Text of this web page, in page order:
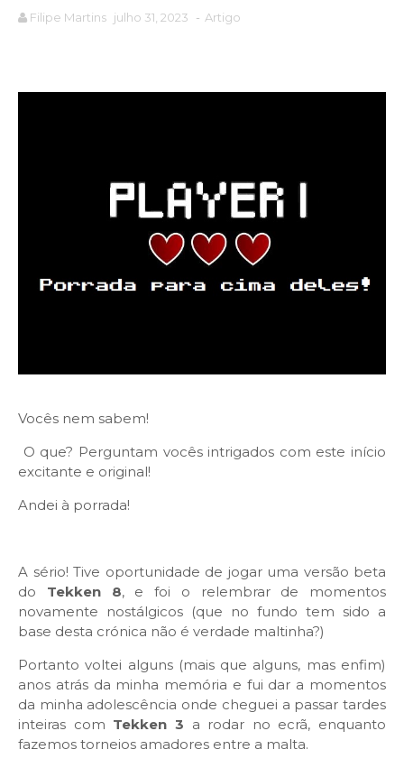
Filipe Martins julho 31, 2023 - Artigo
Vocês nem sabem!
O que? Perguntam vocês intrigados com este início
excitante e original!
Andei à porrada!
A sério! Tive oportunidade de jogar uma versão beta
do Tekken 8, e foi o relembrar de momentos
novamente nostálgicos (que no fundo tem sido a
base desta crónica não é verdade maltinha?)
Portanto voltei alguns (mais que alguns, mas enfim)
anos atrás da minha memória e fui dar a momentos
da minha adolescência onde cheguei a passar tardes
inteiras com Tekken 3 a rodar no ecrã, enquanto
fazemos torneios amadores entre a malta.